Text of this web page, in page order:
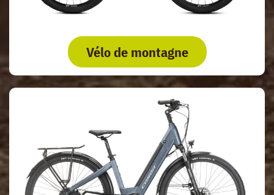
Vélo de montagne